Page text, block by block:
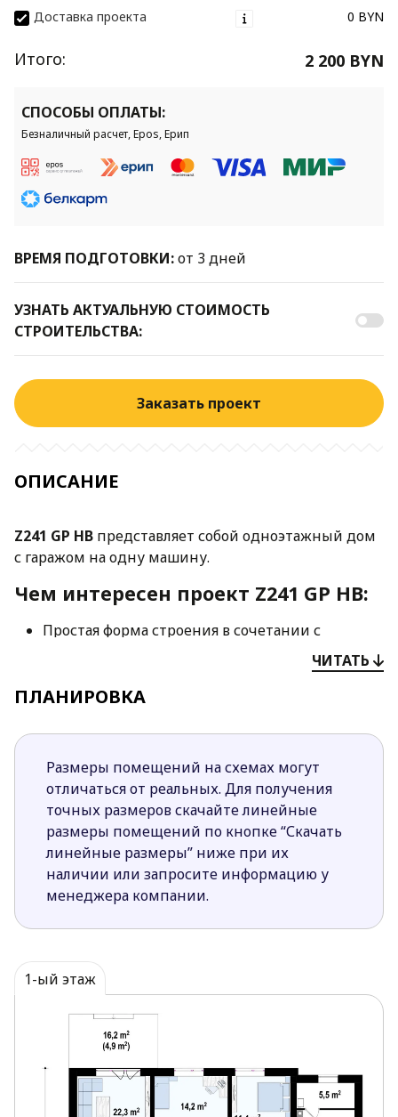
Доставка проекта
0 BYN
Итого: 2 200 BYN
СПОСОБЫ ОПЛАТЫ:
Безналичный расчет, Epos, Ерип
ВРЕМЯ ПОДГОТОВКИ:от 3 дней
УЗНАТЬ АКТУАЛЬНУЮ СТОИМОСТЬ
СТРОИТЕЛЬСТВА:
Заказать проект
ОПИСАНИЕ
Z241 GP HB представляет собой одноэтажный дом
с гаражом на одну машину.
Чем интересен проект Z241 GP HB:
Простая форма строения в сочетании с
современным экстерьером делаю проект
различных возрастных групп.
переход в дом.
Интерьер грамотно разделен на
функциональные зоны. В левой части строения
спроектирована просторная дневная зона с
открытой кухней.
Расположенная в правой части дома приватная
зона имеет 3 удобные спальни и общую
ванную комнату.
Проектом предусмотрен санузел для гостей.
Красивый большой камин является изюминкой
него будет уютнее и теплее.
человек. Жизнь в таком доме будет уютной и
комфортной.
ЧИТАТЬ
ПЛАНИРОВКА
Размеры помещений на схемах могут
отличаться от реальных. Для получения
точных размеров скачайте линейные
размеры помещений по кнопке “Скачать
линейные размеры” ниже при их
наличии или запросите информацию у
менеджера компании.
1-ый этаж